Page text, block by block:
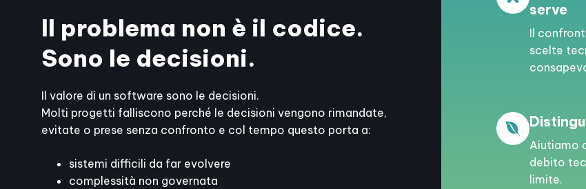
Il problema non è il codice.
Sono le decisioni.
Il valore di un software sono le decisioni.
Molti progetti falliscono perché le decisioni vengono rimandate,
evitate o prese senza confronto e col tempo questo porta a:
sistemi difficili da far evolvere
complessità non governata
serve
Il
scelte
Aiutiamo
debito
limite.